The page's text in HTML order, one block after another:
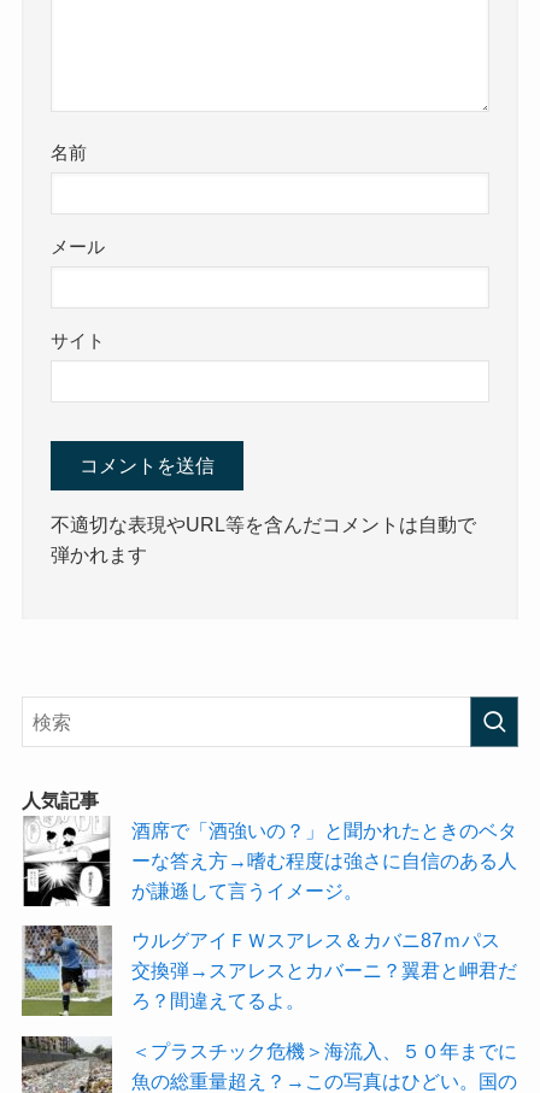
名前
メール
サイト
不適切な表現やURL等を含んだコメントは自動で
弾かれます
人気記事
酒席で「酒強いの？」と聞かれたときのベタ
ーな答え方→嗜む程度は強さに自信のある人
が謙遜して言うイメージ。
ウルグアイＦＷスアレス＆カバニ87ｍパス
交換弾→スアレスとカバーニ？翼君と岬君だ
ろ？間違えてるよ。
＜プラスチック危機＞海流入、５０年までに
魚の総重量超え？→この写真はひどい。国の